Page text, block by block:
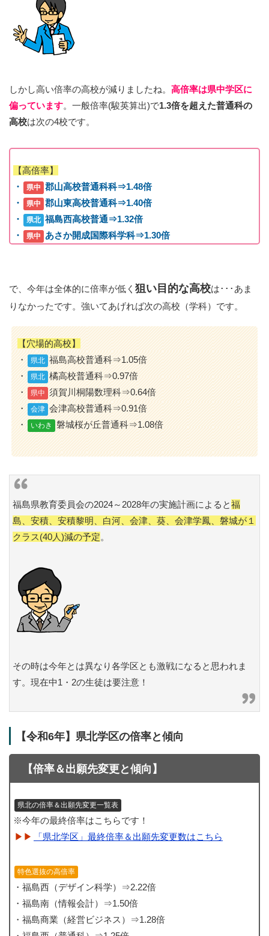
しかし高い倍率の高校が減りましたね。 高倍率は県中学区に
偏っています。一般倍率(駿英算出)で1.3倍を超えた普通科の
高校は次の4校です。
【高倍率】
・
県中 郡山高校普通科科⇒1.48倍
・
県中 郡山東高校普通科⇒1.40倍
・
県北 福島西高校普通⇒1.32倍
・
県中 あさか開成国際科学科⇒1.30倍
で、今年は全体的に倍率が低く 狙い目的な高校は･･･あま
りなかったです。強いてあげれば次の高校（学科）です。
【穴場的高校】
・ 県北 福島高校普通科⇒1.05倍
・ 県北 橘高校普通科⇒0.97倍
・ 県中 須賀川桐陽数理科⇒0.64倍
・ 会津 会津高校普通科⇒0.91倍
・ いわき 磐城桜が丘普通科⇒1.08倍
福島県教育委員会の2024～2028年の実施計画によると福
島、安積、安積黎明、白河、会津、葵、会津学鳳、磐城が１
クラス(40人)減の予定。
その時は今年とは異なり各学区とも激戦になると思われま
す。現在中1・2の生徒は要注意！
【令和6年】県北学区の倍率と傾向
【倍率＆出願先変更と傾向】
県北の倍率＆出願先変更一覧表
※今年の最終倍率はこちらです！
「県北学区」最終倍率＆出願先変更数はこちら
特色選抜の高倍率
・福島西（デザイン科学）⇒2.22倍
・福島南（情報会計）⇒1.50倍
・福島商業（経営ビジネス）⇒1.28倍